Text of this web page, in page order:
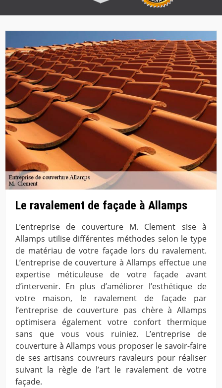
Le ravalement de façade à Allamps
L’entreprise de couverture M. Clement sise à
Allamps utilise différentes méthodes selon le type
de matériau de votre façade lors du ravalement.
L’entreprise de couverture à Allamps effectue une
expertise méticuleuse de votre façade avant
d’intervenir. En plus d’améliorer l’esthétique de
votre maison, le ravalement de façade par
l’entreprise de couverture pas chère à Allamps
optimisera également votre confort thermique
sans que vous vous ruiniez. L’entreprise de
couverture à Allamps vous proposer le savoir-faire
de ses artisans couvreurs ravaleurs pour réaliser
suivant la règle de l’art le ravalement de votre
façade.